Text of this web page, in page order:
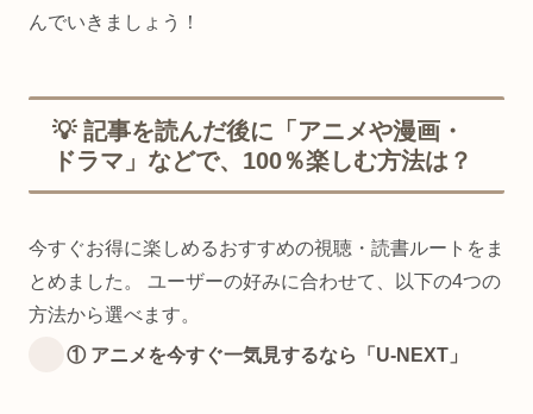
んでいきましょう！
💡 記事を読んだ後に「アニメや漫画・
ドラマ」などで、100％楽しむ方法は？
今すぐお得に楽しめるおすすめの視聴・読書ルートをま
とめました。 ユーザーの好みに合わせて、以下の4つの
方法から選べます。
① アニメを今すぐ一気見するなら「U-NEXT」